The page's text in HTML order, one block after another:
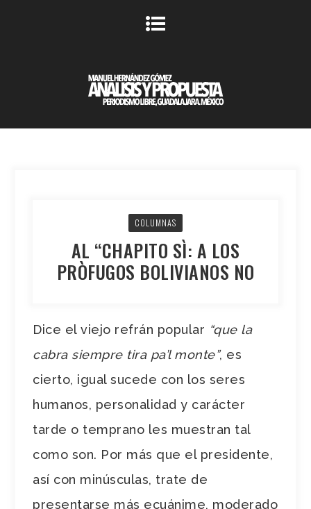
COLUMNAS
AL “CHAPITO SÌ: A LOS
PRÒFUGOS BOLIVIANOS NO
Dice el viejo refrán popular “que la
cabra siempre tira pa’l monte”, es
cierto, igual sucede con los seres
humanos, personalidad y carácter
tarde o temprano les muestran tal
como son. Por más que el presidente,
así con minúsculas, trate de
presentarse más ecuánime, moderado